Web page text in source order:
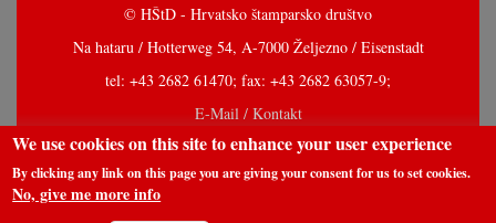
© HŠtD - Hrvatsko štamparsko društvo
Na hataru / Hotterweg 54, A-7000 Željezno / Eisenstadt
tel: +43 2682 61470; fax: +43 2682 63057-9;
E-Mail / Kontakt
We use cookies on this site to enhance your user experience
By clicking any link on this page you are giving your consent for us to set cookies.
No, give me more info